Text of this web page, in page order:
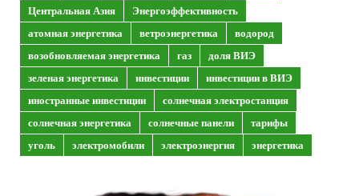
Центральная Азия
Энергоэффективность
атомная энергетика
ветроэнергетика
водород
возобновляемая энергетика
газ
доля ВИЭ
зеленая энергетика
инвестиции
инвестиции в ВИЭ
иностранные инвестиции
солнечная электростанция
солнечная энергетика
солнечные панели
тарифы
уголь
электромобили электроэнергия энергетика